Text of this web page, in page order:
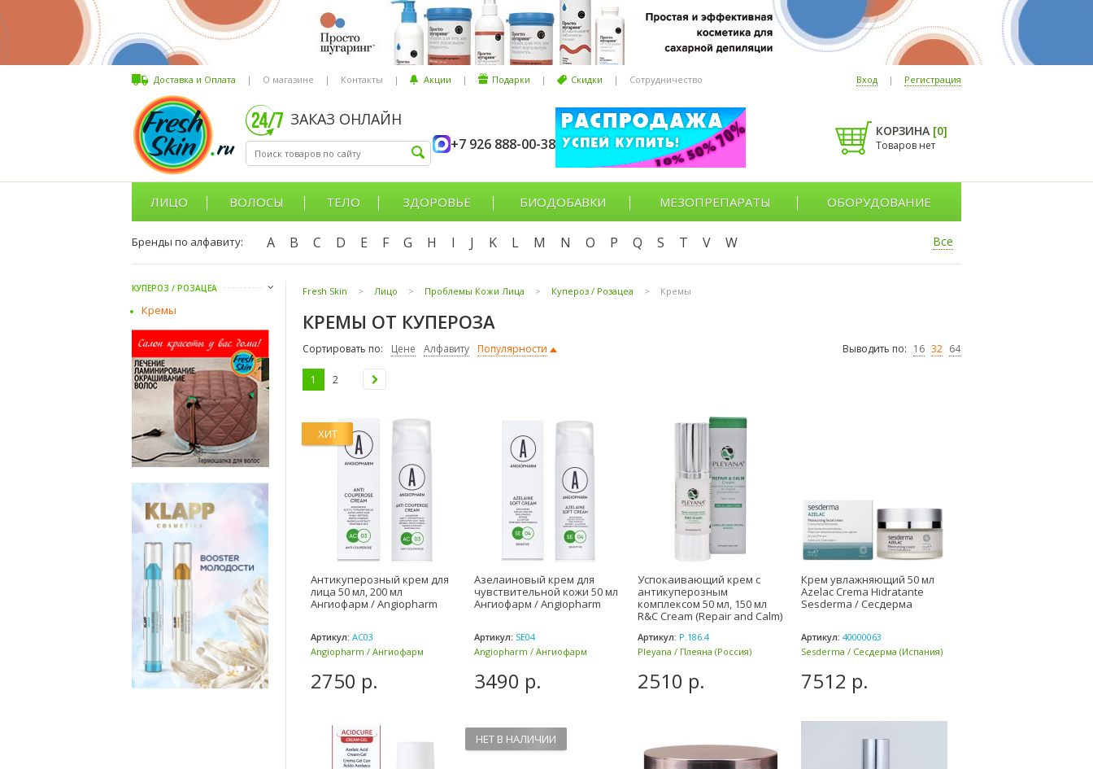
Доставка и Оплата | О магазине | Контакты | Акции | Подарки | Скидки | Сотрудничество Вход | Регистрация
ЗАКАЗ ОНЛАЙН
+7 926 888-00-38
КОРЗИНА [0]
Товаров нет
ЛИЦО ВОЛОСЫ ТЕЛО ЗДОРОВЬЕ БИОДОБАВКИ МЕЗОПРЕПАРАТЫ ОБОРУДОВАНИЕ
Бренды по алфавиту: A B C D E F G H I J K L M N O P Q S T V W Все
КУПЕРОЗ / РОЗАЦЕА
Кремы
Fresh Skin > Лицо > Проблемы Кожи Лица > Купероз / Розацеа > Кремы
КРЕМЫ ОТ КУПЕРОЗА
Сортировать по: Цене Алфавиту Популярности Выводить по: 16 32 64
1 2
ХИТ
Антикуперозный крем для
лица 50 мл, 200 мл
Ангиофарм / Angiopharm
Артикул: AC03
Angiopharm / Ангиофарм
2750 р.
Азелаиновый крем для
чувствительной кожи 50 мл
Ангиофарм / Angiopharm
Артикул: SE04
Angiopharm / Ангиофарм
3490 р.
Успокаивающий крем с
антикуперозным
комплексом 50 мл, 150 мл
R&C Cream (Repair and Calm)
Артикул: P.186.4
Pleyana / Плеяна (Россия)
2510 р.
Крем увлажняющий 50 мл
Azelac Crema Hidratante
Sesderma / Сесдерма
Артикул: 40000063
Sesderma / Сесдерма (Испания)
7512 р.
НЕТ В НАЛИЧИИ